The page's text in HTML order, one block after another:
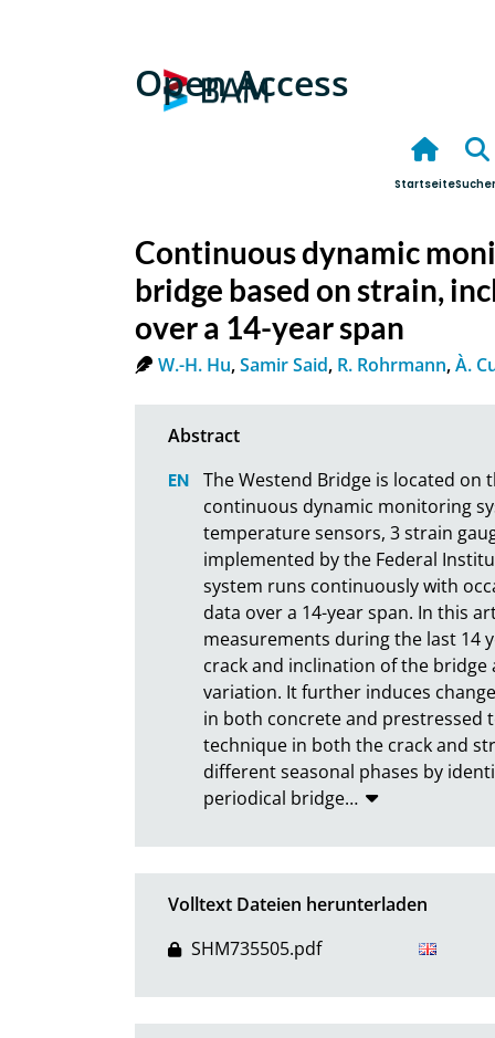
Open Access
Startseite
Continuous dynamic
bridge based on strain,
over a 14-year span
W.-H. Hu,Samir Said, R. Rohrmann,À.
The Westend Bridge is located on
continuous dynamic monitoring
temperature sensors, 3 strain
implemented by the Federal
system runs continuously with
data over a 14-year span. In this
measurements during the last 14
crack and inclination of the
variation. It further induces
in both concrete and prestressed
technique in both the crack and
different seasonal phases by
periodical bridge…
Volltext Dateien herunterladen
SHM735505.pdf